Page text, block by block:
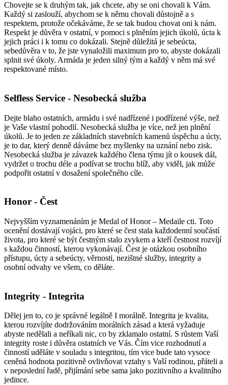
Chovejte se k druhým tak, jak chcete, aby se oni chovali k Vám.
Každý si zaslouží, abychom se k němu chovali důstojně a s
respektem, protože očekáváme, že se tak budou chovat oni k nám.
Respekt je důvěra v ostatní, v pomoci s plněním jejich úkolů, úcta k
jejich práci i k tomu co dokázali. Stejně důležitá je sebeúcta,
sebedůvěra v to, že jste vynaložili maximum pro to, abyste dokázali
splnit své úkoly. Armáda je jeden silný tým a každý v něm má své
respektované místo.
Selfless Service - Nesobecká služba
Dejte blaho ostatních, armádu i své nadřízené i podřízené výše, než
je Vaše vlastní pohodlí. Nesobecká služba je více, než jen plnění
úkolů. Je to jeden ze základních stavebních kamenů úspěchu a úcty,
je to dar, který denně dáváme bez myšlenky na uznání nebo zisk.
Nesobecká služba je závazek každého člena týmu jít o kousek dál,
vydržet o trochu déle a podívat se trochu blíž, aby viděl, jak může
podpořit ostatní v dosažení společného cíle.
Honor - Čest
Nejvyšším vyznamenáním je Medal of Honor – Medaile cti. Toto
ocenění dostávají vojáci, pro které se čest stala každodenní součástí
života, pro které se být čestným stalo zvykem a kteří čestnost rozvíjí
s každou činností, kterou vykonávají. Čest je otázkou osobního
přístupu, úcty a sebeúcty, věrnosti, nezištné služby, integrity a
osobní odvahy ve všem, co děláte.
Integrity - Integrita
Dělej jen to, co je správné legálně I morálně. Integrita je kvalita,
kterou rozvíjíte dodržováním morálních zásad a která vyžaduje
abyste nedělali a neříkali nic, co by zklamalo ostatní. S růstem Vaší
integrity roste i důvěra ostatních ve Vás. Čím vice rozhodnutí a
činností uděláte v souladu s integritou, tím vice bude tato vysoce
ceněná hodnota pozitivně ovlivňovat vztahy s Vaší rodinou, přáteli a
v neposlední řadě, přijímání sebe sama jako pozitivního a kvalitního
jedince.